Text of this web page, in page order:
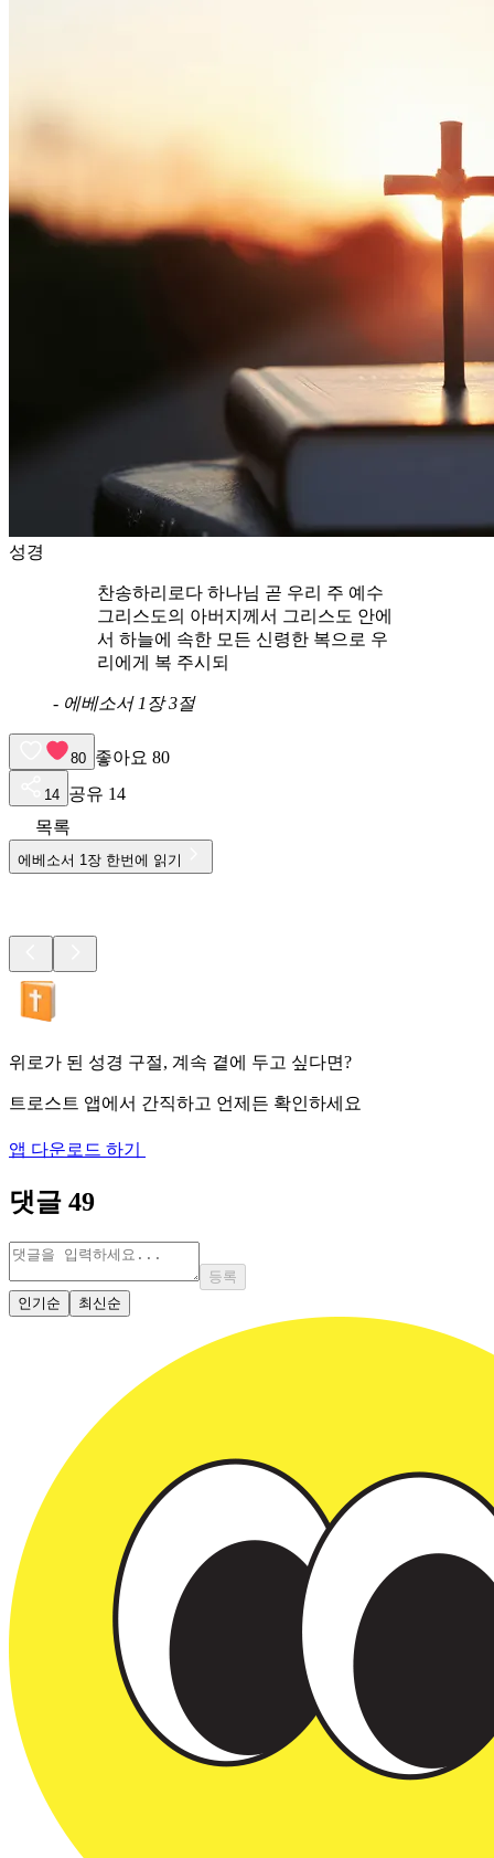
성경
찬송하리로다 하나님 곧 우리 주 예수
그리스도의 아버지께서 그리스도 안에
서 하늘에 속한 모든 신령한 복으로 우
리에게 복 주시되
- 에베소서 1장 3절
80 좋아요 80
14 공유 14
목록
에베소서 1장 한번에 읽기
위로가 된 성경 구절, 계속 곁에 두고 싶다면?
트로스트 앱에서 간직하고 언제든 확인하세요
앱 다운로드 하기
댓글 49
등록
인기순
최신순